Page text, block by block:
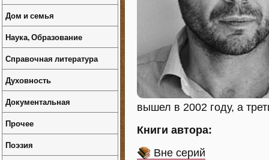
вышел в 2002 году, а
Книги автора:
Вне серий
Дом и семья
Наука, Образование
Справочная литература
Духовность
Документальная
Прочее
Поэзия